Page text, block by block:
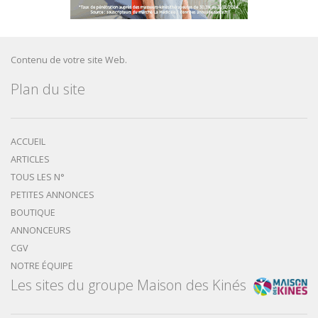
Contenu de votre site Web.
Plan du site
ACCUEIL
ARTICLES
TOUS LES N°
PETITES ANNONCES
BOUTIQUE
ANNONCEURS
CGV
NOTRE ÉQUIPE
Les sites du groupe Maison des Kinés